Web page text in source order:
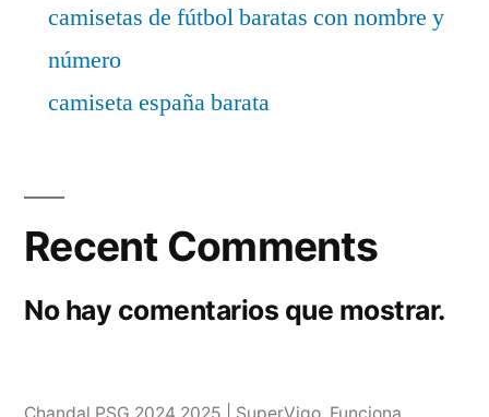
camisetas de fútbol baratas con nombre y
número
camiseta españa barata
Recent Comments
No hay comentarios que mostrar.